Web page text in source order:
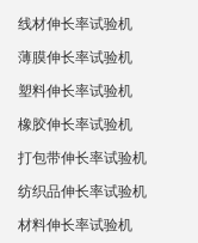
线材伸长率试验机
薄膜伸长率试验机
塑料伸长率试验机
橡胶伸长率试验机
打包带伸长率试验机
纺织品伸长率试验机
材料伸长率试验机